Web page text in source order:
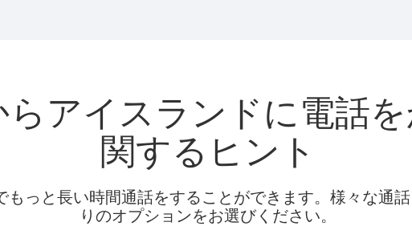
アイスランドに電話
関するヒント
もっと長い時間通話をすることができます。様々な通
りのオプションをお選びください。